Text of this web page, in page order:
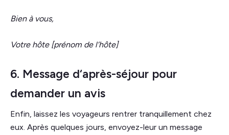
Bien à vous,
Votre hôte [prénom de l’hôte]
6. Message d‘après-séjour pour
demander un avis
Enfin, laissez les voyageurs rentrer tranquillement chez
eux. Après quelques jours, envoyez-leur un message